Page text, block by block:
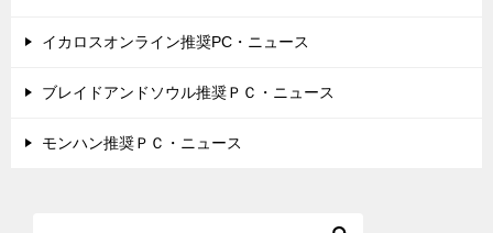
イカロスオンライン推奨PC・ニュース
ブレイドアンドソウル推奨ＰＣ・ニュース
モンハン推奨ＰＣ・ニュース